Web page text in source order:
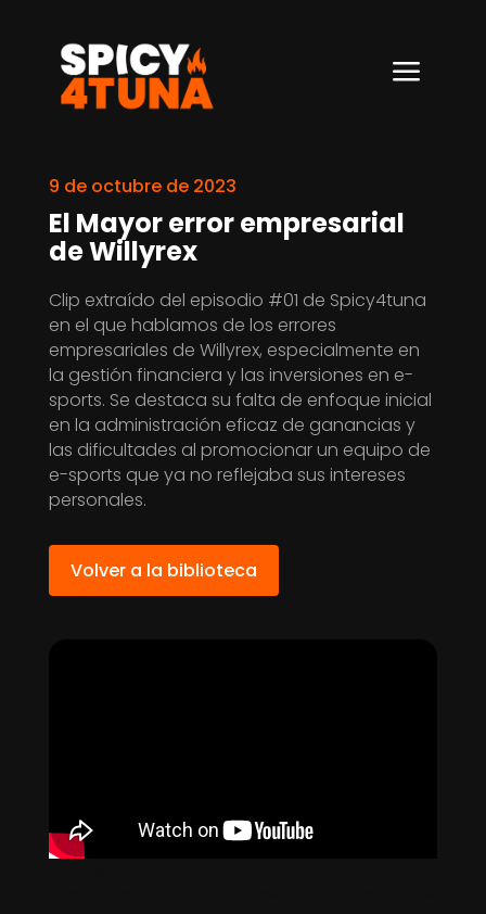
a
9 de octubre de 2023
El Mayor error empresarial
de Willyrex
Clip extraído del episodio #01 de Spicy4tuna
en el que hablamos de los errores
empresariales de Willyrex, especialmente en
la gestión financiera y las inversiones en e-
sports. Se destaca su falta de enfoque inicial
en la administración eficaz de ganancias y
las dificultades al promocionar un equipo de
e-sports que ya no reflejaba sus intereses
personales.
Volver a la biblioteca